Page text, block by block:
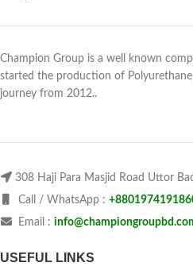
Champion Group is a well known
started the production of
journey from 2012..
308 Haji Para Masjid Road Uttor
Call / WhatsApp :
Email :
USEFUL LINKS